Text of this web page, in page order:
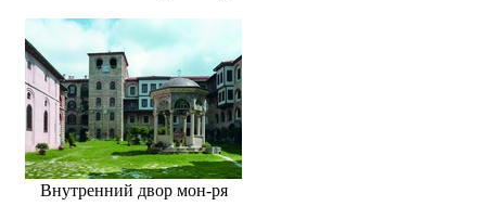
Внутренний двор мон-ря